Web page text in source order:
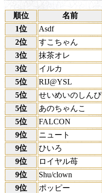
順位
名前
1位
Asdf
2位
すこちゃん
3位
抹茶オレ
3位
イルカ
5位
RIJ@YSL
5位
せいめいのしんぴ
5位
あのちゃんこ
5位
FALCON
9位
ニュート
9位
ひいろ
9位
ロイヤル苺
9位
Shu/clown
9位
ポッピー